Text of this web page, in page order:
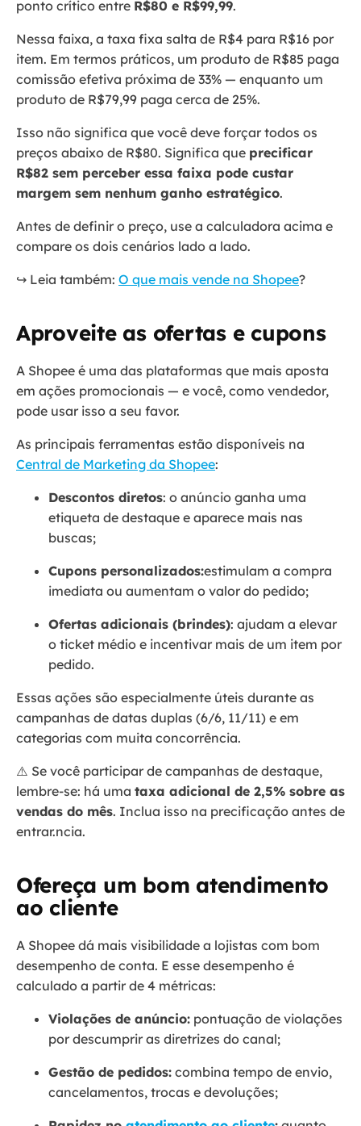
ponto crítico entre R$80 e R$99,99.
Nessa faixa, a taxa fixa salta de R$4 para R$16 por
item. Em termos práticos, um produto de R$85 paga
comissão efetiva próxima de 33% — enquanto um
produto de R$79,99 paga cerca de 25%.
Isso não significa que você deve forçar todos os
preços abaixo de R$80. Significa que precificar
R$82 sem perceber essa faixa pode custar
margem sem nenhum ganho estratégico.
Antes de definir o preço, use a calculadora acima e
compare os dois cenários lado a lado.
↪️ Leia também: O que mais vende na Shopee?
Aproveite as ofertas e cupons
A Shopee é uma das plataformas que mais aposta
em ações promocionais — e você, como vendedor,
pode usar isso a seu favor.
As principais ferramentas estão disponíveis na
Central de Marketing da Shopee:
Descontos diretos: o anúncio ganha uma
etiqueta de destaque e aparece mais nas
buscas;
Cupons personalizados:estimulam a compra
imediata ou aumentam o valor do pedido;
Ofertas adicionais (brindes): ajudam a elevar
o ticket médio e incentivar mais de um item por
pedido.
Essas ações são especialmente úteis durante as
campanhas de datas duplas (6/6, 11/11) e em
categorias com muita concorrência.
⚠️ Se você participar de campanhas de destaque,
lembre-se: há uma taxa adicional de 2,5% sobre as
vendas do mês. Inclua isso na precificação antes de
entrar.ncia.
Ofereça um bom atendimento
ao cliente
A Shopee dá mais visibilidade a lojistas com bom
desempenho de conta. E esse desempenho é
calculado a partir de 4 métricas:
Violações de anúncio: pontuação de violações
por descumprir as diretrizes do canal;
Gestão de pedidos: combina tempo de envio,
cancelamentos, trocas e devoluções;